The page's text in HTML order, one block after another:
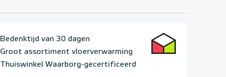
Bedenktijd van 30 dagen
Groot assortiment vloerverwarming
Thuiswinkel Waarborg-gecertificeerd